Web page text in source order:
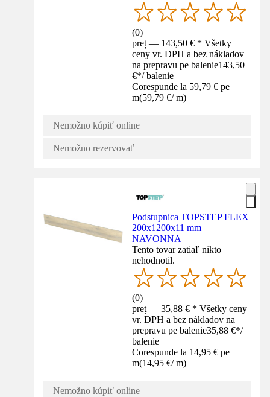
(0)
preț — 143,50 € * Všetky
ceny vr. DPH a bez nákladov
na prepravu pe balenie143,50
€*/ balenie
Corespunde la 59,79 € pe
m(59,79 €/ m)
Nemožno kúpiť online
Nemožno rezervovať
Podstupnica TOPSTEP FLEX
200x1200x11 mm
NAVONNA
Tento tovar zatiaľ nikto
nehodnotil.
(0)
preț — 35,88 € * Všetky ceny
vr. DPH a bez nákladov na
prepravu pe balenie35,88 €*/
balenie
Corespunde la 14,95 € pe
m(14,95 €/ m)
Nemožno kúpiť online